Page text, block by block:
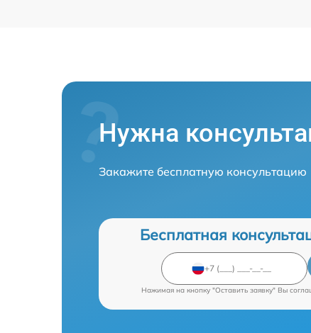
Нужна
Закажите бесплатную консультацию
Бесплатная
Нажимая на кнопку "Оставить заявку" Вы